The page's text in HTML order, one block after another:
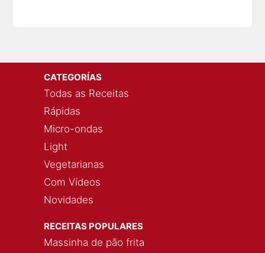
CATEGORÍAS
Todas as Receitas
Rápidas
Micro-ondas
Light
Vegetarianas
Com Vídeos
Novidades
RECEITAS POPULARES
Massinha de pão frita